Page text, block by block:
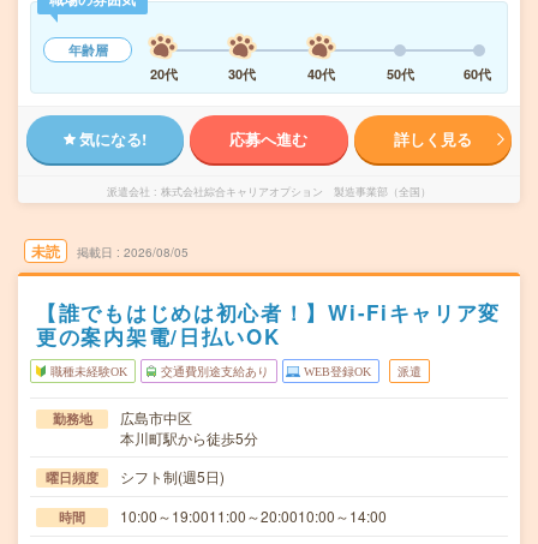
年齢層
20代
30代 40代 50代 60代
気になる! 応募へ進む 詳しく見る
派遣会社 株式会社綜合キャリアオプション 製造事業部（全国）
未読 掲載日 2026/08/05
【誰でもはじめは初心者！】Wi-Fiキャリア変
更の案内架電/日払いOK
職種未経験OK 交通費別途支給あり WEB登録OK 派遣
勤務地
広島市中区
本川町駅から徒歩5分
曜日頻度 シフト制(週5日)
時間 10:00～19:0011:00～20:0010:00～14:00